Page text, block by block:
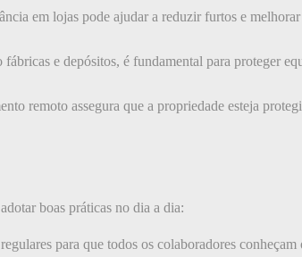
em lojas pode ajudar a reduzir furtos e
e depósitos, é fundamental para proteger
remoto assegura que a propriedade esteja
boas práticas no dia a dia:
para que todos os colaboradores conheçam